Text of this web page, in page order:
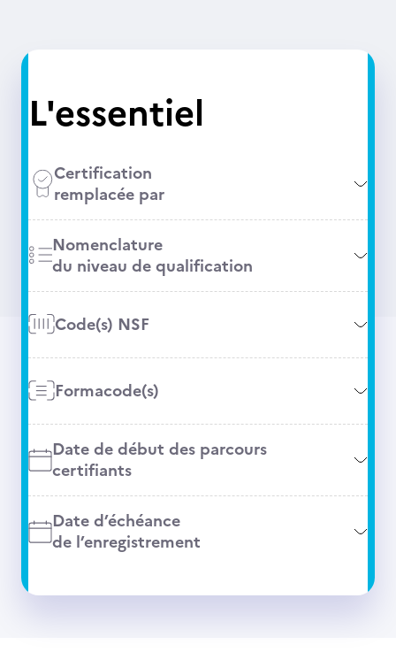
L'essentiel
Certification
remplacée par
Nomenclature
du niveau de qualification
Code(s) NSF
Formacode(s)
Date de début des parcours
certifiants
Date d’échéance
de l’enregistrement